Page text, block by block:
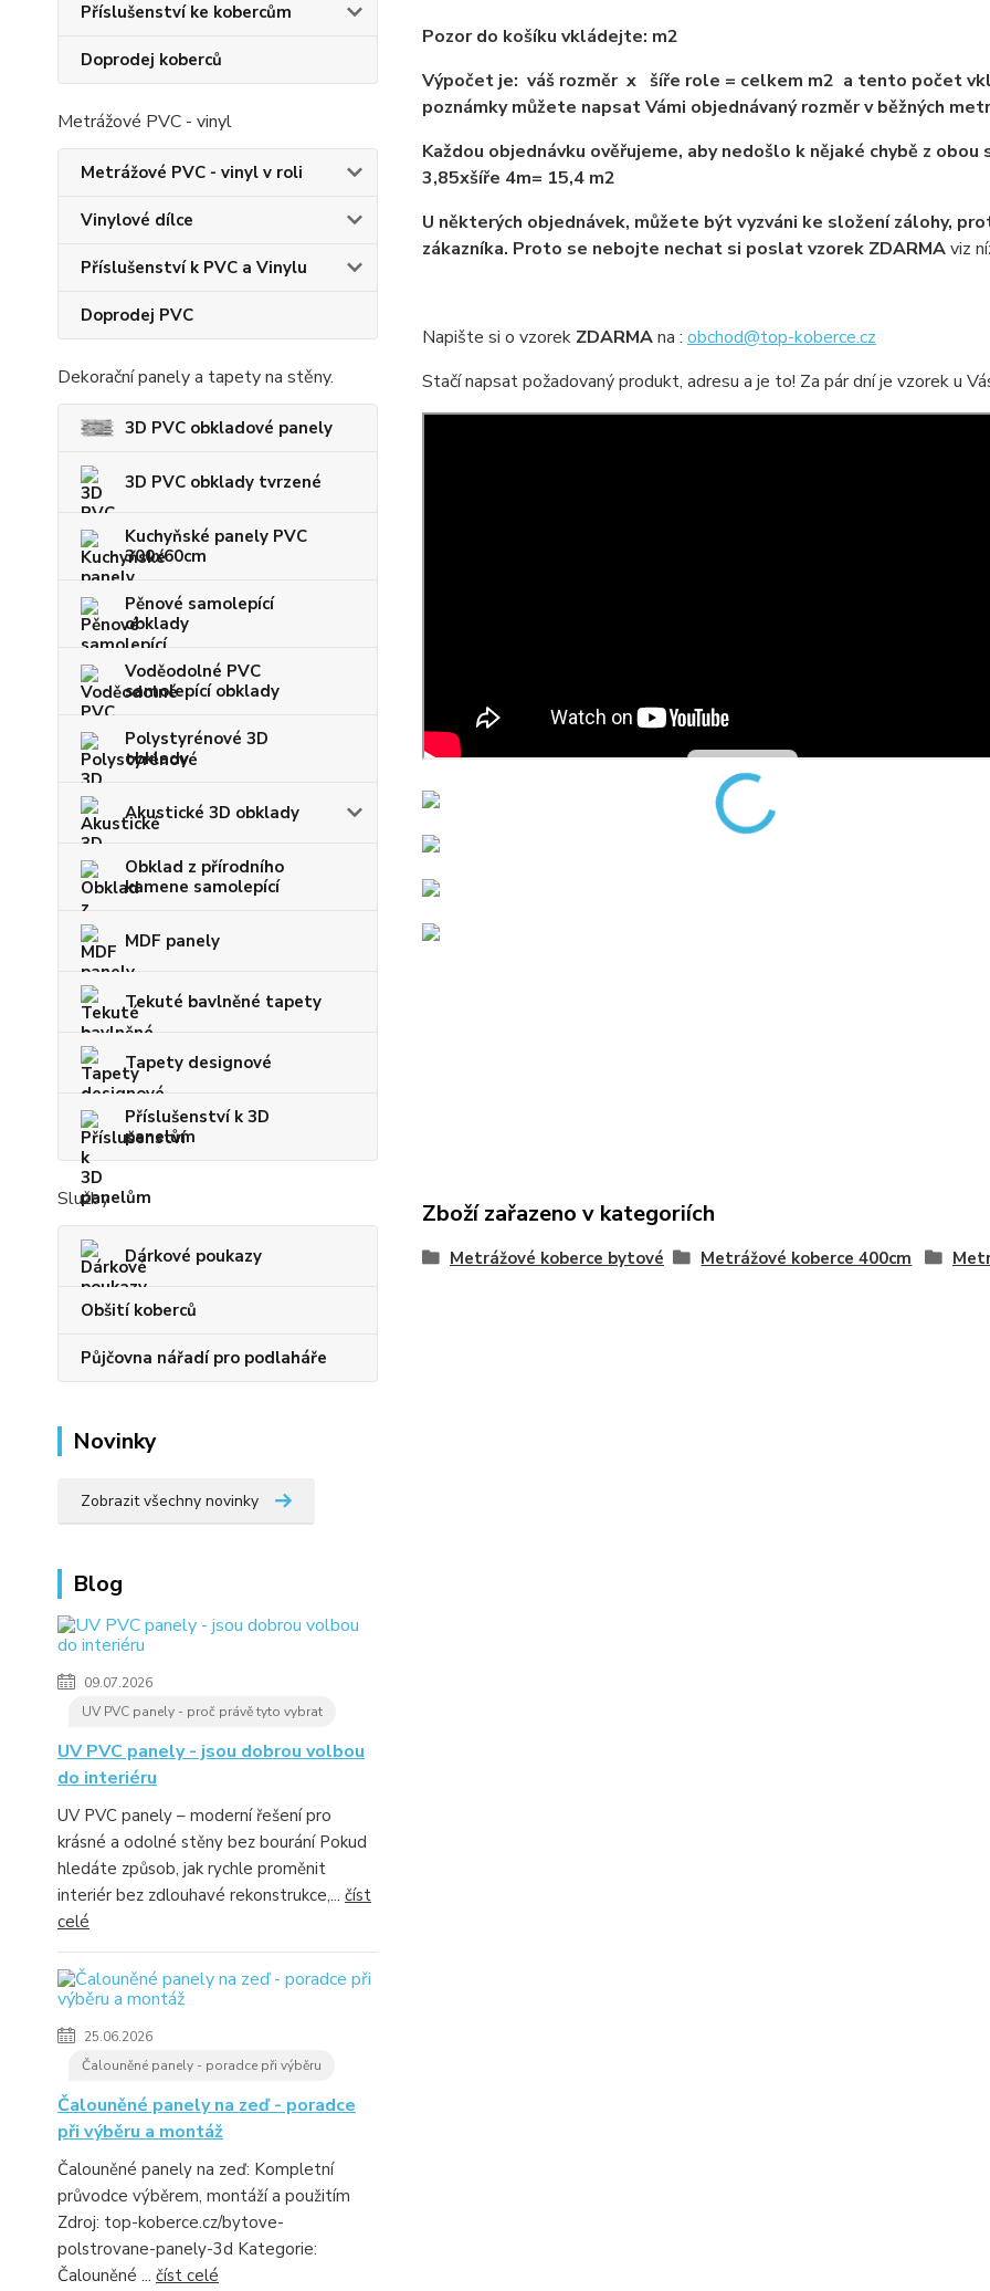
Příslušenství ke kobercům
Doprodej koberců
Metrážové PVC - vinyl
Metrážové PVC - vinyl v roli
Vinylové dílce
Příslušenství k PVC a Vinylu
Doprodej PVC
Dekorační panely a tapety na stěny.
3D PVC obkladové panely
3D PVC obklady tvrzené
Kuchyňské panely PVC
300x60cm
Pěnové samolepící
obklady
Voděodolné PVC
samolepící obklady
Polystyrénové 3D
obklady
Akustické 3D obklady
Obklad z přírodního
kamene samolepící
MDF panely
Tekuté bavlněné tapety
Tapety designové
Příslušenství k 3D
panelům
Služby
Dárkové poukazy
Obšití koberců
Půjčovna nářadí pro podlaháře
Novinky
Zobrazit všechny novinky
Blog
09.07.2026
UV PVC panely - proč právě tyto vybrat
UV PVC panely - jsou dobrou volbou
do interiéru
UV PVC panely – moderní řešení pro
krásné a odolné stěny bez bourání Pokud
hledáte způsob, jak rychle proměnit
interiér bez zdlouhavé rekonstrukce,... číst
celé
25.06.2026
Čalouněné panely - poradce při výběru
Čalouněné panely na zeď - poradce
při výběru a montáž
Čalouněné panely na zeď: Kompletní
průvodce výběrem, montáží a použitím
Zdroj: top-koberce.cz/bytove-
polstrovane-panely-3d Kategorie:
Čalouněné ... číst celé
Pozor do košíku vkládejte: m2
Výpočet je: váš rozměr x šíře role = celkem m2 a tento počet
poznámky můžete napsat Vámi objednávaný rozměr v běžných
Každou objednávku ověřujeme, aby nedošlo k nějaké chybě z
3,85xšíře 4m= 15,4 m2
U některých objednávek, můžete být vyzváni ke složení zálohy,
zákazníka. Proto se nebojte nechat si poslat vzorek ZDARMAviz
Napište si o vzorek ZDARMAna : obchod@top-koberce.cz
Stačí napsat požadovaný produkt, adresu a je to! Za pár dní je vzorek u
Zboží zařazeno v kategoriích
Metrážové koberce bytové Metrážové koberce 400cm